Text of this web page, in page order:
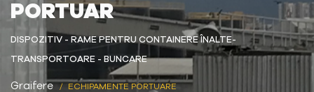
PORTUAR
DISPOZITIV - RAME PENTRU CONTAINERE ÎNALTE-
TRANSPORTOARE - BUNCARE
Graifere ECHIPAMENTE PORTUARE